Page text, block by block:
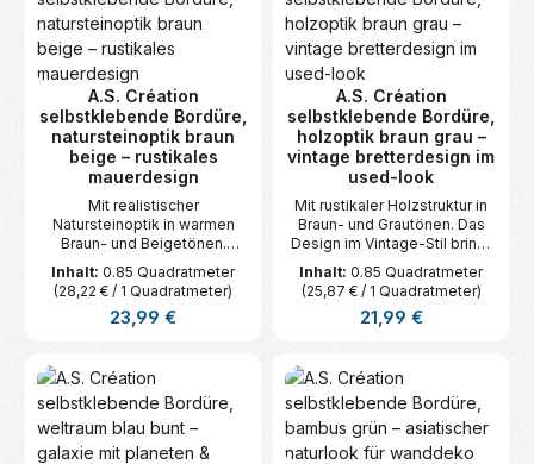
A.S. Création
selbstklebende Bordüre,
natursteinoptik braun
beige – rustikales
mauerdesign
Mit realistischer
Natursteinoptik in warmen
Braun- und Beigetönen.
Perfekt für individuelle
Wandgestaltungen im
rustikalen Stil. Größe: 5 m x
0,17 m.
Inhalt: 0.85 Quadratmeter
(28,22 € / 1 Quadratmeter)
Regulärer Preis:
23,99 €
A.S. Création
selbstklebende Bordüre,
holzoptik braun grau –
vintage bretterdesign im
used-look
Mit rustikaler Holzstruktur in
Braun- und Grautönen. Das
Design im Vintage-Stil bringt
den Charme von verwittertem
Holz an jede Wand. Maße: 5 m
x 0,17 m.
Inhalt: 0.85 Quadratmeter
(25,87 € / 1 Quadratmeter)
Regulärer Preis:
21,99 €